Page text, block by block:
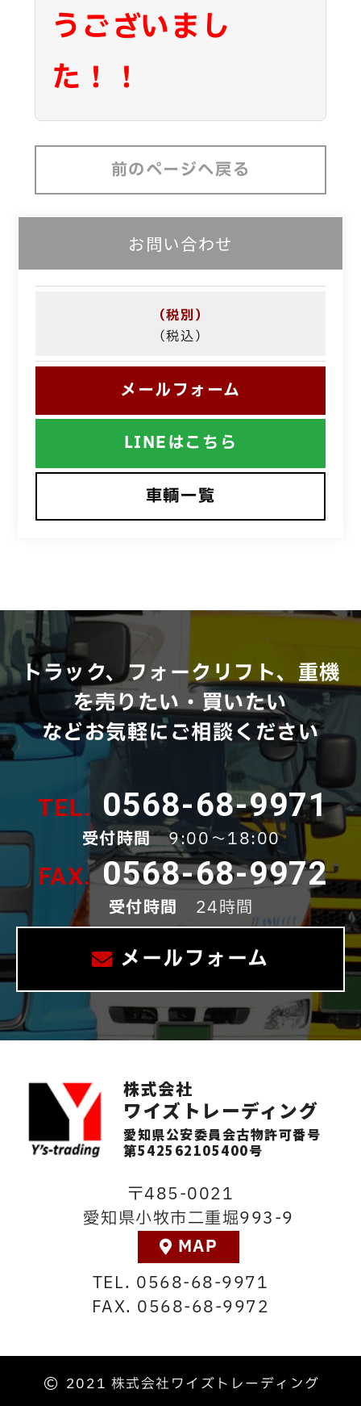
うございまし
た！！
前のページへ戻る
お問い合わせ
（税別）
（税込）
メールフォーム
LINEはこちら
車輌一覧
トラック、フォークリフト、重機
を売りたい・買いたい
などお気軽にご相談ください
0568-68-9971
受付時間9:00～18:00
0568-68-9972
受付時間 24時間
メールフォーム
株式会社
ワイズトレーディング
愛知県公安委員会古物許可番号
第542562105400号
485-0021
愛知県小牧市二重堀993-9
MAP
0568-68-9971
0568-68-9972
2021 株式会社ワイズトレーディング